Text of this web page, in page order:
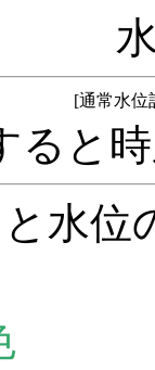
[通常水位
ると
水位